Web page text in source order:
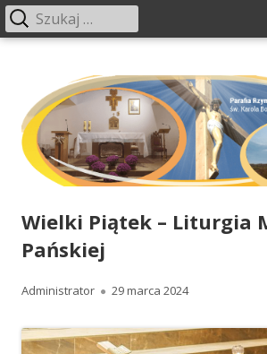
treści
Menu
Szukaj:
Wielki Piątek – Liturgia
Pańskiej
Autor
Administrator Opublikowano
29 marca 2024